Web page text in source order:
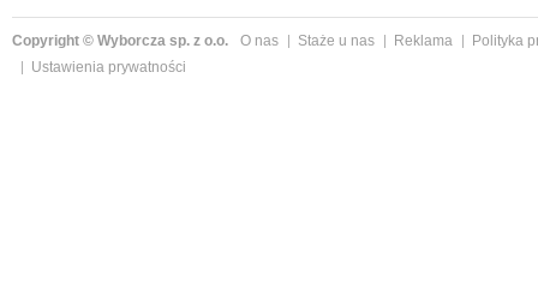
Copyright © Wyborcza sp. z o.o. O nas Staże u nas Reklama
Polityka
Ustawienia prywatności